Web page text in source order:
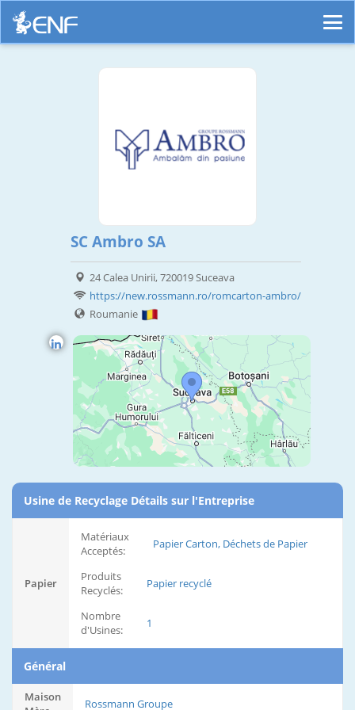
SC Ambro SA
24 Calea Unirii, 720019 Suceava
https://new.rossmann.ro/romcarton-ambro/
Roumanie
Usine de Recyclage Détails sur l'Entreprise
Papier
Matériaux
Acceptés:
Papier Carton, Déchets de Papier
Produits
Recyclés:
Papier recyclé
Nombre
d'Usines:
1
Général
Maison
Rossmann Groupe